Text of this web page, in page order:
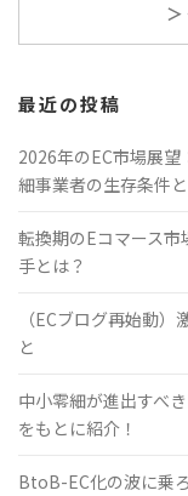
最近の投稿
2026年のEC市場展
細事業者の生存条件
転換期のEコマース
手とは？
（ECブログ再始動
と
中小零細が進出すべ
をもとに紹介！
BtoB-EC化の波に乗